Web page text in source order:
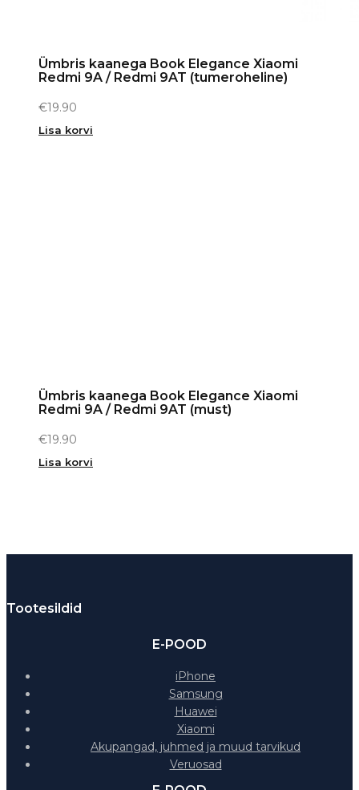
Ümbris kaanega Book Elegance Xiaomi
Redmi 9A / Redmi 9AT (tumeroheline)
€19.90
Lisa korvi
Ümbris kaanega Book Elegance Xiaomi
Redmi 9A / Redmi 9AT (must)
€19.90
Lisa korvi
Tootesildid
E-POOD
iPhone
Samsung
Huawei
Xiaomi
Akupangad, juhmed ja muud tarvikud
Veruosad